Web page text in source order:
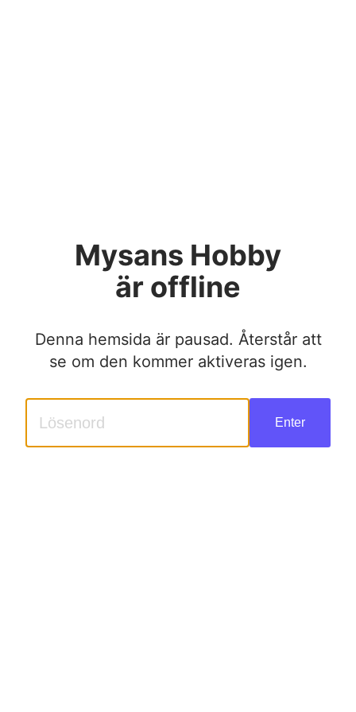
Mysans Hobby
är offline
Denna hemsida är pausad. Återstår att
se om den kommer aktiveras igen.
Enter